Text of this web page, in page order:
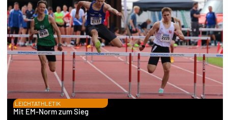
LEICHTATHLETIK
Mit EM-Norm zum Sieg